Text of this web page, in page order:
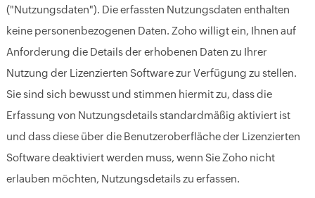
("Nutzungsdaten"). Die erfassten Nutzungsdaten enthalten
keine personenbezogenen Daten. Zoho willigt ein, Ihnen auf
Anforderung die Details der erhobenen Daten zu Ihrer
Nutzung der Lizenzierten Software zur Verfügung zu stellen.
Sie sind sich bewusst und stimmen hiermit zu, dass die
Erfassung von Nutzungsdetails standardmäßig aktiviert ist
und dass diese über die Benutzeroberfläche der Lizenzierten
Software deaktiviert werden muss, wenn Sie Zoho nicht
erlauben möchten, Nutzungsdetails zu erfassen.